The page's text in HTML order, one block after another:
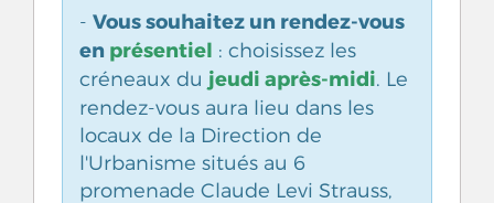
- Vous souhaitez un rendez-vous
en présentiel : choisissez les
créneaux du jeudi après-midi. Le
rendez-vous aura lieu dans les
locaux de la Direction de
l'Urbanisme situés au 6
promenade Claude Levi Strauss,